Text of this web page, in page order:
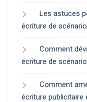
Les astuces
écriture de
Comment
écriture de
Comment
écriture publicitaire